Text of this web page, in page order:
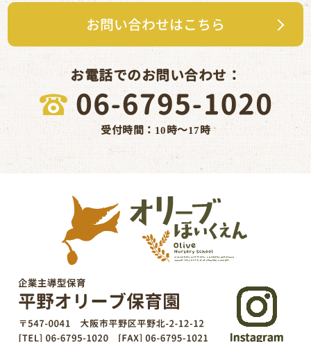
お問い合わせはこちら
お電話でのお問い合わせ：
受付時間：10時～17時